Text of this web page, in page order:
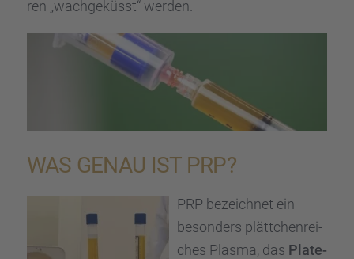
ren „wachge­küsst“ werden.
WAS GENAU IST PRP?
PRP bezeich­net ein
beson­ders plätt­chen­rei­
ches Plasma, das Plate­